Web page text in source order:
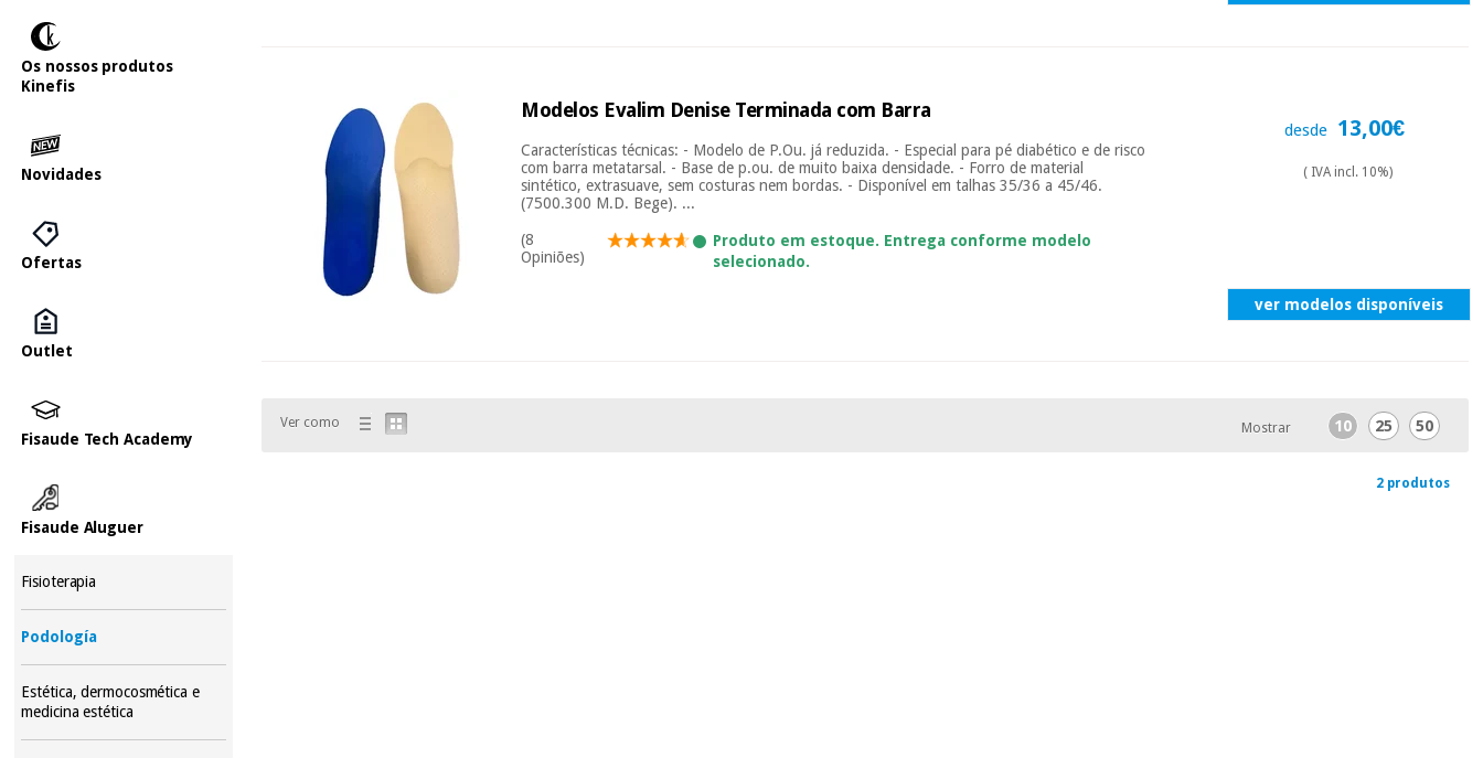
Os nossos produtos
Kinefis
Novidades
Ofertas
Outlet
Fisaude Tech Academy
Fisaude Aluguer
Fisioterapia
Podología
Estética, dermocosmética e
medicina estética
Modelos Evalim Denise Terminada com Barra
Características técnicas: - Modelo de P.Ou. já reduzida. - Especial para pé diabético e de risco
com barra metatarsal. - Base de p.ou. de muito baixa densidade. - Forro de material
sintético, extrasuave, sem costuras nem bordas. - Disponível em talhas 35/36 a 45/46.
(7500.300 M.D. Bege). ...
(8
Opiniões)
Produto em estoque. Entrega conforme modelo
selecionado.
desde 13,00€
( IVA incl. 10%)
ver modelos disponíveis
Ver como Mostrar 10 25 50
2 produtos